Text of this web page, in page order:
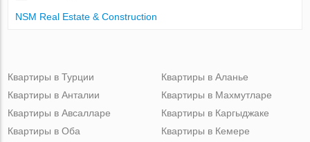
NSM Real Estate & Construction
Квартиры в Турции
Квартиры в Анталии
Квартиры в Авсалларе
Квартиры в Оба
Квартиры в Аланье
Квартиры в Махмутларе
Квартиры в Каргыджаке
Квартиры в Кемере